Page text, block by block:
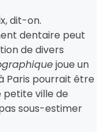
dit-on.
dentaire peut
de divers
joue un
Paris pourrait être
petite ville de
sous-estimer